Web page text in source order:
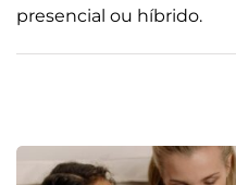
presencial ou híbrido.